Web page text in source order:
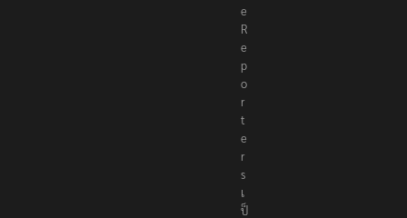
e
R
e
p
o
r
t
e
r
s
เ
ป็